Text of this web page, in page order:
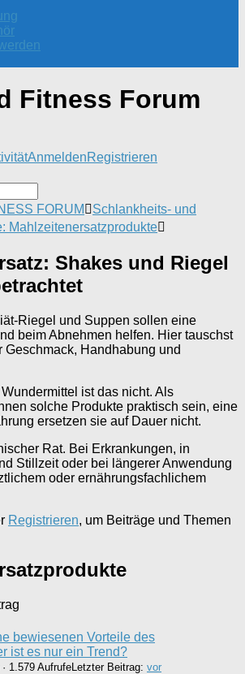
Fitness Forum
AnmeldenRegistrieren
FORUM
Schlankheits- und
Mahlzeitenersatzprodukte
Shakes und Riegel
Riegel und Suppen sollen eine
beim Abnehmen helfen. Hier tauschst
Geschmack, Handhabung und
ist das nicht. Als
solche Produkte praktisch sein, eine
ersetzen sie auf Dauer nicht.
Rat. Bei Erkrankungen, in
Stillzeit oder bei längerer Anwendung
oder ernährungsfachlichem
Registrieren, um Beiträge und Themen
bewiesenen Vorteile des
ist es nur ein Trend?
1.579 AufrufeLetzter Beitrag: vor